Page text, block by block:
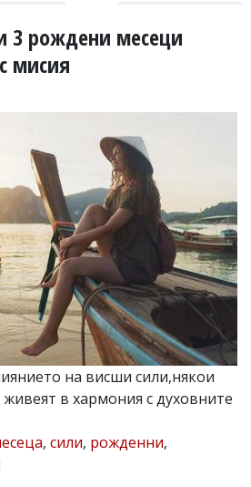
3 рождени месеци
мисия
на висши сили,някои
живеят в хармония с духовните
, сили, рожденни,